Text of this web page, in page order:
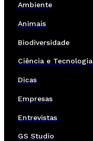
Ambiente
Animais
Biodiversidade
Ciência e Tecnologia
Dicas
Empresas
Entrevistas
GS Studio